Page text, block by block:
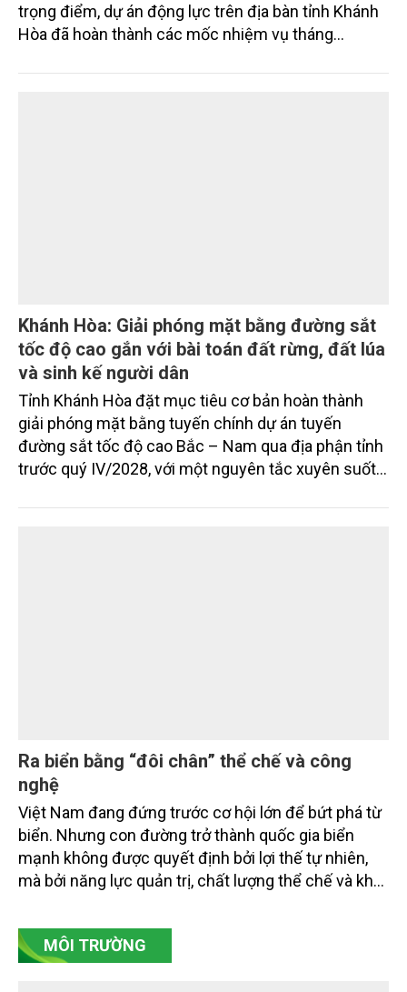
trọng điểm, dự án động lực trên địa bàn tỉnh Khánh
Hòa đã hoàn thành các mốc nhiệm vụ tháng
vụ tháng 8 và tháng 9 đang được tiếp tục triển khai
Khánh Hòa: Giải phóng mặt bằng đường sắt
tốc độ cao gắn với bài toán đất rừng, đất lúa
và sinh kế người dân
Tỉnh Khánh Hòa đặt mục tiêu cơ bản hoàn thành
giải phóng mặt bằng tuyến chính dự án tuyến
trước quý IV/2028, với một nguyên tắc xuyên suốt:
Ra biển bằng “đôi chân” thể chế và công
nghệ
Việt Nam đang đứng trước cơ hội lớn để bứt phá từ
biển. Nhưng con đường trở thành quốc gia biển
mạnh không được quyết định bởi lợi thế tự nhiên,
năng làm chủ khoa học - công nghệ trong kỷ
nguyên kinh tế biển xanh.